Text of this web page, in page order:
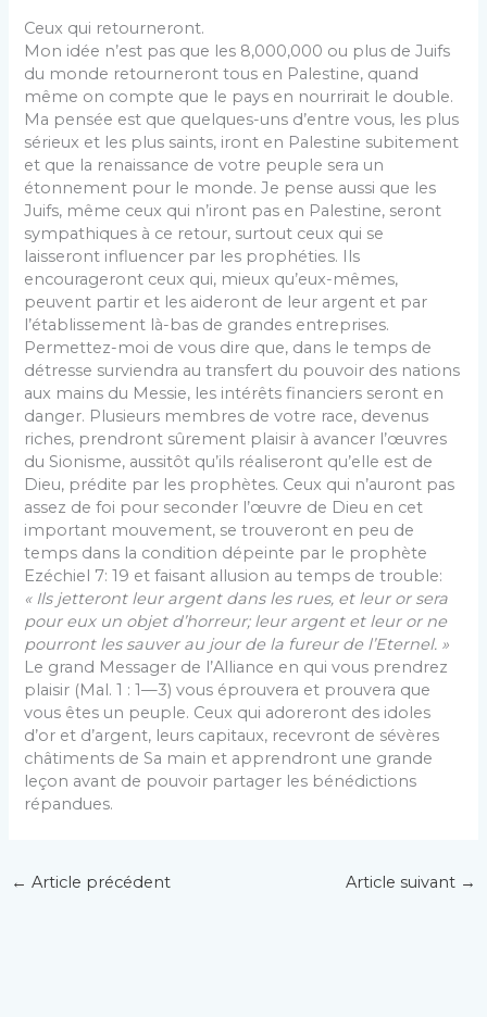
Ceux qui retourneront.
Mon idée n’est pas que les 8,000,000 ou plus de Juifs
du monde retourneront tous en Palestine, quand
même on compte que le pays en nourrirait le double.
Ma pensée est que quel­ques-uns d’entre vous, les plus
sérieux et les plus saints, iront en Palestine subitement
et que la renaissance de votre peuple sera un
étonnement pour le monde. Je pense aussi que les
Juifs, même ceux qui n’iront pas en Palestine, seront
sympathiques à ce retour, surtout ceux qui se
laisseront influencer par les prophéties. Ils
encourageront ceux qui, mieux qu’eux-mêmes,
peuvent partir et les aideront de leur argent et par
l’établissement là-bas de grandes entreprises.
Permettez-moi de vous dire que, dans le temps de
détresse surviendra au transfert du pouvoir des nations
aux mains du Messie, les intérêts financiers seront en
danger. Plusieurs membres de votre race, devenus
riches, prendront sûrement plaisir à avancer l’œuvres
du Sionisme, aussitôt qu’ils réaliseront qu’elle est de
Dieu, prédite par les prophètes. Ceux qui n’au­ront pas
assez de foi pour seconder l’œuvre de Dieu en cet
important mouvement, se trouveront en peu de
temps dans la condition dépeinte par le prophète
Ezéchiel 7: 19 et faisant allusion au temps de trouble:
« Ils jetteront leur argent dans les rues, et leur or sera
pour eux un objet d’horreur; leur argent et leur or ne
pourront les sauver au jour de la fureur de l’Eternel. »
Le grand Messager de l’Alliance en qui vous prendrez
plaisir (Mal. 1 : 1—3) vous éprouvera et prouvera que
vous êtes un peuple. Ceux qui adoreront des idoles
d’or et d’argent, leurs capitaux, recevront de sévères
châtiments de Sa main et apprendront une grande
leçon avant de pouvoir partager les bénédictions
répandues.
← Article précédent Article suivant →